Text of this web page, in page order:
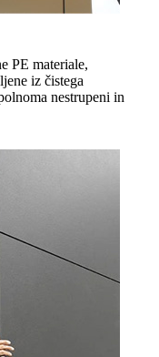
PE materiale,
iz čistega
nestrupeni in